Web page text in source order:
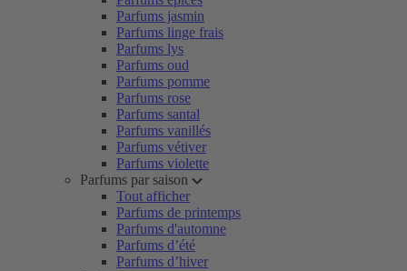
Parfums jasmin
Parfums linge frais
Parfums lys
Parfums oud
Parfums pomme
Parfums rose
Parfums santal
Parfums vanillés
Parfums vétiver
Parfums violette
Parfums par saison
Tout afficher
Parfums de printemps
Parfums d'automne
Parfums d’été
Parfums d’hiver